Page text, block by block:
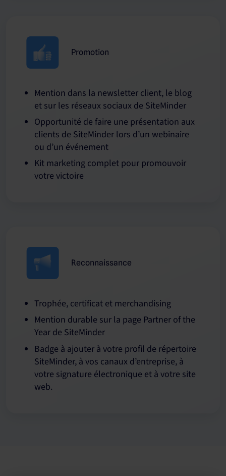
Promotion
Mention dans la newsletter client, le blog
et sur les réseaux sociaux de SiteMinder
Opportunité de faire une présentation aux
clients de SiteMinder lors d’un webinaire
ou d’un événement
Kit marketing complet pour promouvoir
votre victoire
Reconnaissance
Trophée, certificat et merchandising
Mention durable sur la page Partner of the
Year de SiteMinder
Badge à ajouter à votre profil de répertoire
SiteMinder, à vos canaux d’entreprise, à
votre signature électronique et à votre site
web.